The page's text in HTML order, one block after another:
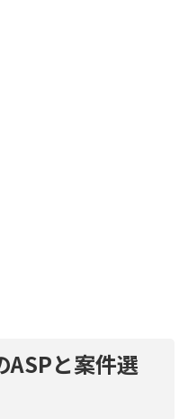
ASPと案件選